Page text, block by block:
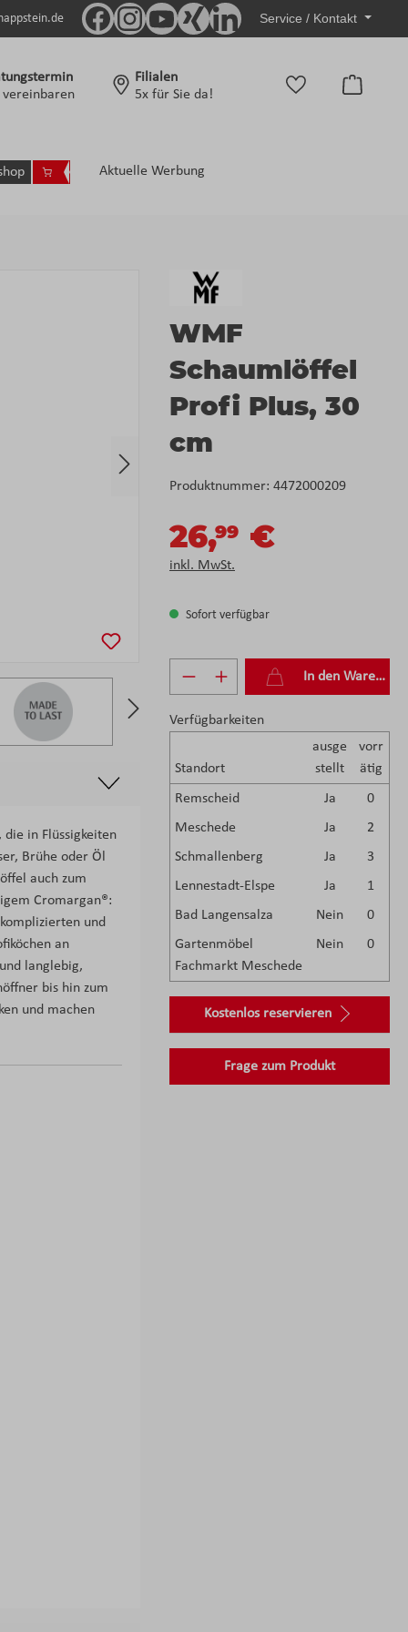
Service / Kontakt
vereinbaren
Filialen
5x für Sie da!
Aktuelle Werbung
WMF
Schaumlöffel
Profi Plus, 30
cm
Produktnummer: 4472000209
26,99 €
inkl. MwSt.
Sofort verfügbar
Produkt Anzahl: Gib den
In den Warenkorb
Verfügbarkeiten
Standort
ausge
stellt
vorr
ätig
Remscheid Ja
0
Meschede
Ja
2
Schmallenberg
Ja
3
Lennestadt-Elspe
Ja
1
Bad Langensalza
Nein
0
Gartenmöbel
Fachmarkt Meschede
Nein 0
Kostenlos reservieren
Frage zum Produkt
die in Flüssigkeiten
Brühe oder Öl
auch zum
Cromargan®:
und
an
langlebig,
bis hin zum
und machen